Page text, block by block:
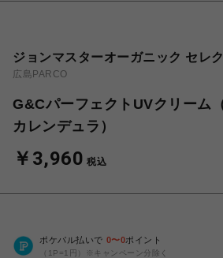
ジョンマスターオーガニック セレ
広島PARCO
G&CパーフェクトUVクリーム
カレンデュラ）
￥3,960 税込
ポケパル払いで 0〜0ポイント
（1P=1円）※キャンペーン分除く